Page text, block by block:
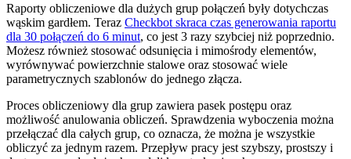
Raporty obliczeniowe dla dużych grup połączeń były dotychczas
wąskim gardłem. Teraz Checkbot skraca czas generowania raportu
dla 30 połączeń do 6 minut, co jest 3 razy szybciej niż poprzednio.
Możesz również stosować odsunięcia i mimośrody elementów,
wyrównywać powierzchnie stalowe oraz stosować wiele
parametrycznych szablonów do jednego złącza.
Proces obliczeniowy dla grup zawiera pasek postępu oraz
możliwość anulowania obliczeń. Sprawdzenia wyboczenia można
przełączać dla całych grup, co oznacza, że można je wszystkie
obliczyć za jednym razem. Przepływ pracy jest szybszy, prostszy i